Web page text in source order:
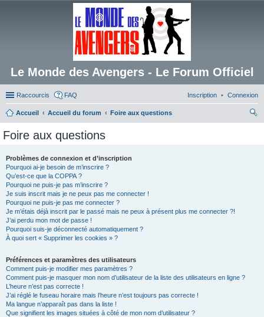
Le Monde des Avengers - Le Forum Officiel
Raccourcis FAQ Connexion
Inscription
Accueil Accueil du forum
Foire aux questions
Foire aux questions
Problèmes de connexion et d’inscription
Pourquoi ai-je besoin de m’inscrire ?
Qu’est-ce que la COPPA ?
Pourquoi ne puis-je pas m’inscrire ?
Je suis inscrit mais je ne peux pas me connecter !
Pourquoi ne puis-je pas me connecter ?
Je m’étais déjà inscrit par le passé mais ne peux à présent plus me connecter ?!
J’ai perdu mon mot de passe !
Pourquoi suis-je déconnecté automatiquement ?
À quoi sert « Supprimer les cookies » ?
Préférences et paramètres des utilisateurs
Comment puis-je modifier mes paramètres ?
Comment puis-je masquer mon nom d’utilisateur de la liste des utilisateurs en ligne ?
L’heure n’est pas correcte !
J’ai réglé le fuseau horaire mais l’heure n’est toujours pas correcte !
Ma langue n’apparaît pas dans la liste !
Que signifient les images situées à côté de mon nom d’utilisateur ?